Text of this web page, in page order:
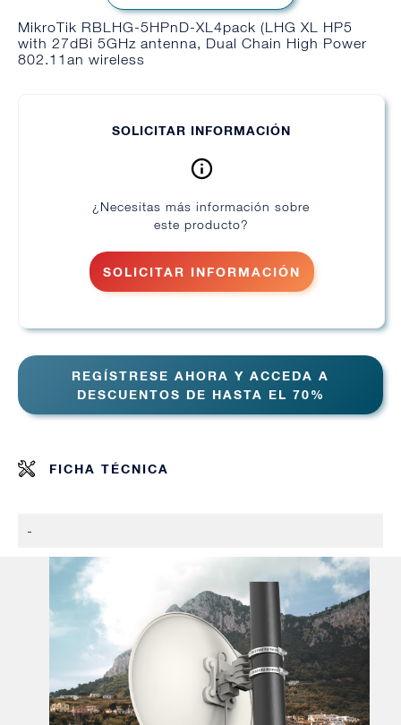
MikroTik RBLHG-5HPnD-XL4pack (LHG XL HP5
with 27dBi 5GHz antenna, Dual Chain High Power
802.11an wireless
SOLICITAR INFORMACIÓN
¿Necesitas más información sobre
este producto?
SOLICITAR INFORMACIÓN
REGÍSTRESE AHORA Y ACCEDA A
DESCUENTOS DE HASTA EL 70%
FICHA TÉCNICA
-